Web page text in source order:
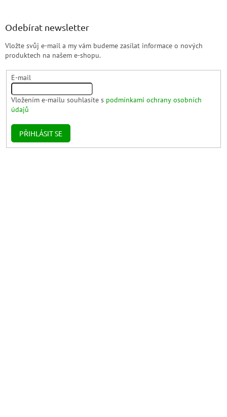
Odebírat newsletter
Vložte svůj e-mail a my vám budeme zasílat informace o nových
produktech na našem e-shopu.
E-mail
Vložením e-mailu souhlasíte s podmínkami ochrany osobních
údajů
PŘIHLÁSIT SE